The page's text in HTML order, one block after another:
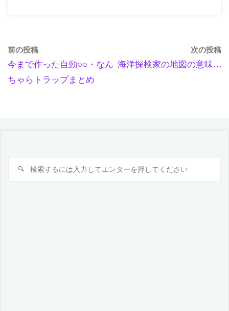
前の投稿
今まで作った自動○○・なん
ちゃらトラップまとめ
次の投稿
海洋探検家の地図の意味…
検